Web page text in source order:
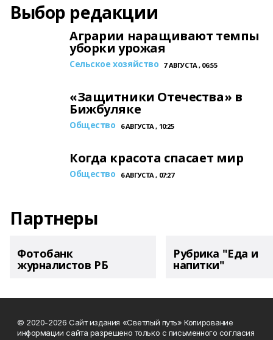
Выбор редакции
Аграрии наращивают темпы
уборки урожая
Сельское хозяйство 7 АВГУСТА , 06:55
«Защитники Отечества» в
Бижбуляке
Общество 6 АВГУСТА , 10:25
Когда красота спасает мир
Общество 6 АВГУСТА , 07:27
Партнеры
Фотобанк
журналистов РБ
Рубрика "Еда и
напитки"
© 2020-2026 Сайт издания «Светлый путь» Копирование
информации сайта разрешено только с письменного согласия